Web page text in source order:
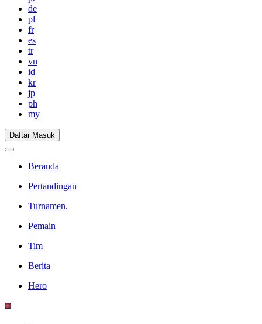
de
pl
fr
es
tr
vn
id
kr
jp
ph
my
Daftar Masuk
Beranda
Pertandingan
Turnamen.
Pemain
Tim
Berita
Hero